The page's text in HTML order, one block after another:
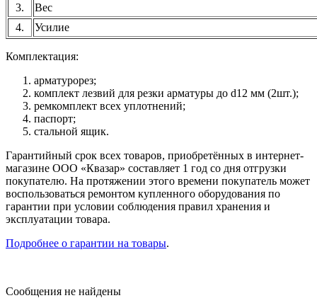
3.
Вес
4.
Усилие
Комплектация:
арматурорез;
комплект лезвий для резки арматуры до d12 мм (2шт.);
ремкомплект всех уплотнений;
паспорт;
стальной ящик.
Гарантийный срок всех товаров, приобретённых в интернет-
магазине ООО «Квазар» составляет 1 год со дня отгрузки
покупателю. На протяжении этого времени покупатель может
воспользоваться ремонтом купленного оборудования по
гарантии при условии соблюдения правил хранения и
эксплуатации товара.
Подробнее о гарантии на товары.
Сообщения не найдены